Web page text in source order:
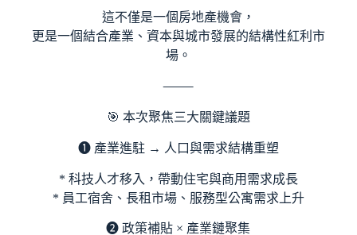
這不僅是一個房地產機會，
更是一個結合產業、資本與城市發展的結構性紅利市
場。
⸻
🎯 本次聚焦三大關鍵議題
❶ 產業進駐 → 人口與需求結構重塑
* 科技人才移入，帶動住宅與商用需求成長
* 員工宿舍、長租市場、服務型公寓需求上升
❷ 政策補貼 × 產業鏈聚集